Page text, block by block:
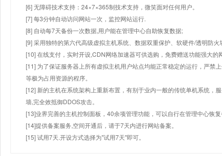
[6] 无障碍技术支持：24×7×365制技术支持，微笑面对任何用户。
[7] 每3分钟自动访问网站一次，监控网站运行.
[8] 自动每7天备份一次数据,用户能在管理中心自助恢复数据;
[9] 采用独特的第六代高级虚拟主机系统、数据双重保护、软硬件/透明防火
[10] 在线支付，实时开设,CDN网络加速器可供选购，免费赠送功能强大
[11] 为了保证服务器上所有虚拟主机用户站点均能正常稳定的运行，严禁
等极为占用资源的程序。
[12] 新的主机在系统架构上重新布置，有别于业内一般的传统单机系统，
墙,完全效抵御DDOS攻击。
[13]业界完善的主机控制面板，40余项管理功能，可以自行在管理中心恢
[14]提供备案服务,空间开通后，请于7天内进行网站备案。
[15] 试用7天.开设方式选择为"试用7天"即可。